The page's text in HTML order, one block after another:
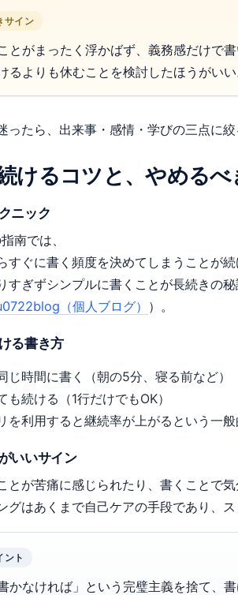
サイン
とがまったく浮かばず、義務感だけで
るよりも休むことを検討したほうがい
ったら、出来事・感情・学びの三点に
けるコツと、やめる
ニック
南では、
すぐに書く頻度を決めてしまうことが
すぎずシンプルに書くことが長続きの
（個人ブログ） ）。
る書き方
じ時間に書く（朝の5分、寝る前など）
も続ける（1行だけでもOK）
を利用すると継続率が上がるという一
いいサイン
とが苦痛に感じられたり、書くことで
グはあくまで自己ケアの手段であり、
ント
かなければ」という完璧主義を捨て、